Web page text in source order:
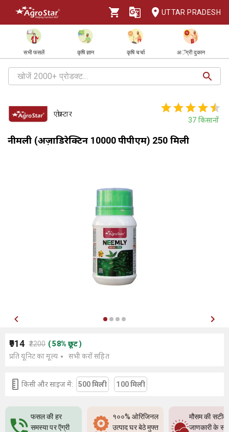
UTTAR PRADESH
सभी फसलें कृषि ज्ञान कृषि चर्चा अॅग्री दुकान
एग्रोस्टार
37 किसानों
नीमली (अज़ाडिरेक्टिन 10000 पीपीएम) 250 मिली
₹914 ₹2200 (58% छूट)
प्रति यूनिट का मूल्य
सभी करों सहित
किसी और साइज में: 500 मिली 100 मिली
फसल की हर
समस्या पर ऍग्री
१००% ओरिजिनल
उत्पाद घर बेठे मुफ्त
मौसम की सटीक
जाणकारी के